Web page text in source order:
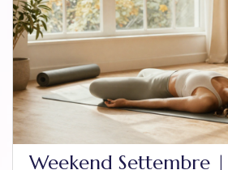
Weekend Settembre